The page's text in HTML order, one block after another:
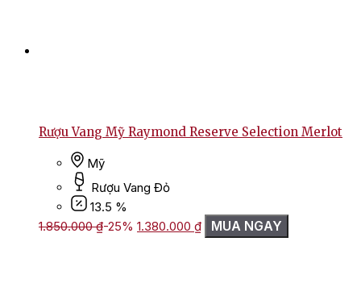
Rượu Vang Mỹ Raymond Reserve Selection Merlot
Mỹ
Rượu Vang Đỏ
13.5 %
1.850.000₫-25% Giá
gốc
1.380.000 ₫Giá
hiện
MUA NGAY